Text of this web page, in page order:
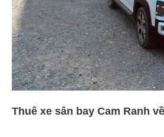
Thuê xe sân bay Cam Ranh